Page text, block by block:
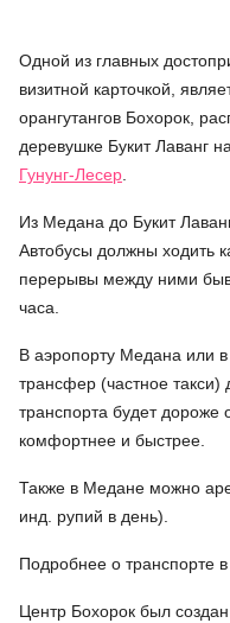
Одной из главных
визитной карточкой,
орангутангов Бохорок,
деревушке Букит Лаванг
Гунунг-Лесер
Из Медана до Букит
Автобусы должны ходить
перерывы между ними
часа.
В аэропорту Медана или в
трансфер (частное такси)
транспорта будет дороже
комфортнее и быстрее.
Также в Медане можно
инд. рупий в день).
Подробнее о транспорте
Центр Бохорок был